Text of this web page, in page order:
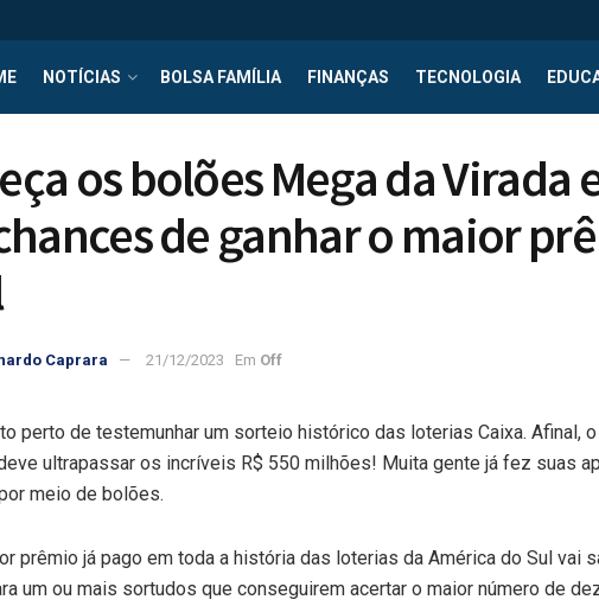
NOTÍCIAS BOLSA FAMÍLIA FINANÇAS TECNOLOGIA
os bolões Mega da Virada
de ganhar o maior
Caprara 21/12/2023 Em Off
perto de testemunhar um sorteio histórico das loterias Caixa. Afinal,
ultrapassar os incríveis R$ 550 milhões! Muita gente já fez suas
meio de bolões.
prêmio já pago em toda a história das loterias da América do Sul vai
um ou mais sortudos que conseguirem acertar o maior número de